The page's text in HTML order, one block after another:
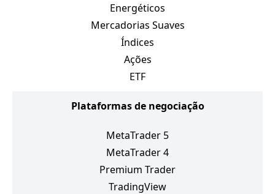
Energéticos
Mercadorias Suaves
Índices
Ações
ETF
Plataformas de negociação
MetaTrader 5
MetaTrader 4
Premium Trader
TradingView